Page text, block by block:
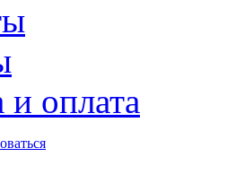
и оплата